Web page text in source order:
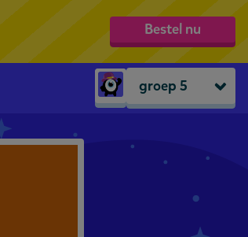
Bestel nu
groep 5
groep 1